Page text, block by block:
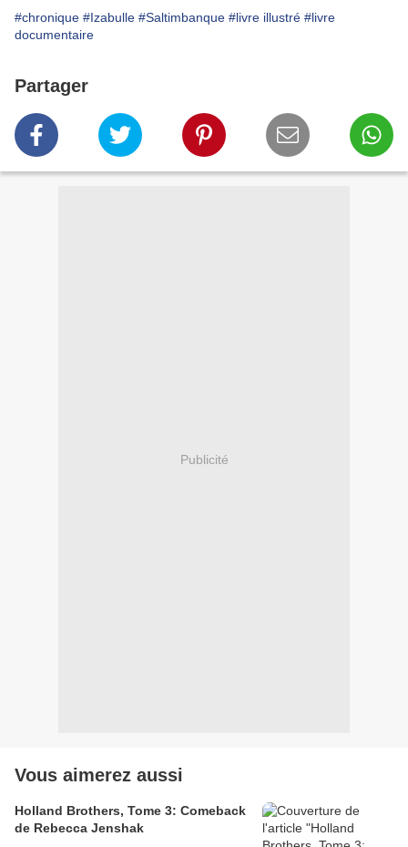
#chronique #Izabulle #Saltimbanque #livre illustré #livre
documentaire
Partager
Publicité
Vous aimerez aussi
Holland Brothers, Tome 3: Comeback
de Rebecca Jenshak